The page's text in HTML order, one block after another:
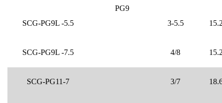
PG9
SCG-PG9L -5.5 3-5.5
SCG-PG9L -7.5 4/8
SCG-PG11-7 3/7